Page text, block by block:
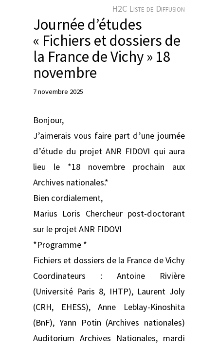
H2C Liste de Diffusion
Journée d’études
« Fichiers et dossiers de
la France de Vichy » 18
novembre
7 novembre 2025
Bonjour,
J’aimerais vous faire part d’une journée
d’étude du projet ANR FIDOVI qui aura
lieu le *18 novembre prochain aux
Archives nationales.*
Bien cordialement,
Marius Loris Chercheur post-doctorant
sur le projet ANR FIDOVI
*Programme *
Fichiers et dossiers de la France de Vichy
Coordinateurs : Antoine Rivière
(Université Paris 8, IHTP), Laurent Joly
(CRH, EHESS), Anne Leblay-Kinoshita
(BnF), Yann Potin (Archives nationales)
Auditorium Archives Nationales, mardi